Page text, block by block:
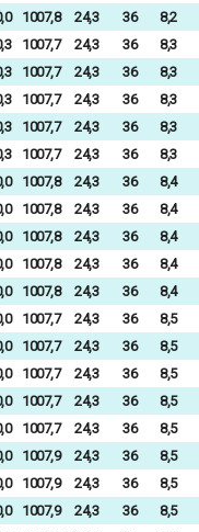
1007,8 24,3 36
8,2
1007,7 24,3 36
8,3
1007,7 24,3 36
8,3
1007,7 24,3 36
8,3
1007,7 24,3 36
8,3
1007,7 24,3 36
8,3
1007,8 24,3 36
8,4
1007,8 24,3 36
8,4
1007,8 24,3 36
8,4
1007,8 24,3 36
8,4
1007,8 24,3 36
8,4
1007,7 24,3 36
8,5
1007,7 24,3 36
8,5
1007,7 24,3 36
8,5
1007,7 24,3 36
8,5
1007,7 24,3 36
8,5
1007,9 24,3 36
8,5
1007,9 24,3 36
8,5
1007,9 24,3 36
8,5